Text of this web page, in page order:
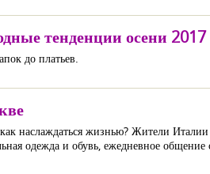
тенденции осени 2017
до платьев.
наслаждаться жизнью? Жители
одежда и обувь, ежедневное